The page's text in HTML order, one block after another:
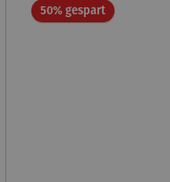
50% gespartRabatt